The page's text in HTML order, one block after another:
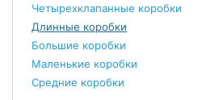
Четырехклапанные коробки
Длинные коробки
Большие коробки
Маленькие коробки
Средние коробки